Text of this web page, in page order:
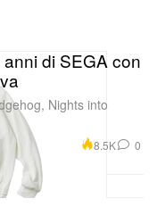
di SEGA con
Nights into
8.5K 0